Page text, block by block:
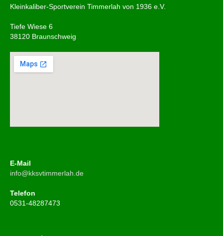
Kleinkaliber-Sportverein Timmerlah von 1936 e.V.
Tiefe Wiese 6
38120 Braunschweig
E-Mail
info@kksvtimmerlah.de
Telefon
0531-48287473